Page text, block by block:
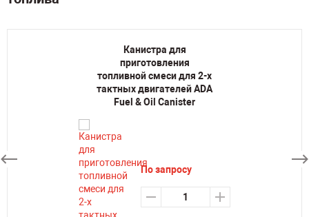
Канистра для
приготовления
топливной смеси для 2-х
тактных двигателей ADA
Fuel & Oil Canister
По запросу